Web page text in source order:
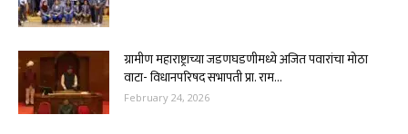
ग्रामीण महाराष्ट्राच्या जडणघडणीमध्ये अजित पवारांचा मोठा
वाटा- विधानपरिषद सभापती प्रा. राम...
February 24, 2026